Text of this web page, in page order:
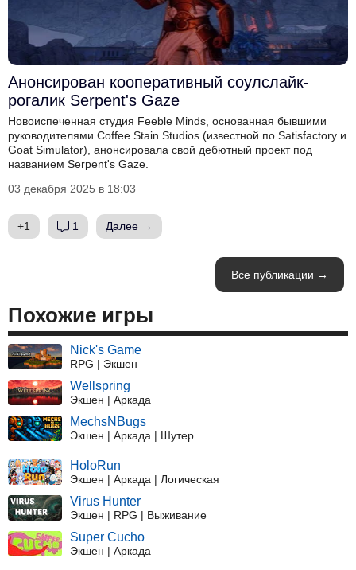
Анонсирован кооперативный соулслайк-
рогалик Serpent's Gaze
Новоиспеченная студия Feeble Minds, основанная бывшими
руководителями Coffee Stain Studios (известной по Satisfactory и
Goat Simulator), анонсировала свой дебютный проект под
названием Serpent's Gaze.
03 декабря 2025 в 18:03
+1 1 Далее →
Все публикации →
Похожие игры
Nick's Game
RPG | Экшен
Wellspring
Экшен | Аркада
MechsNBugs
Экшен | Аркада | Шутер
HoloRun
Экшен | Аркада | Логическая
Virus Hunter
Экшен | RPG | Выживание
Super Cucho
Экшен | Аркада